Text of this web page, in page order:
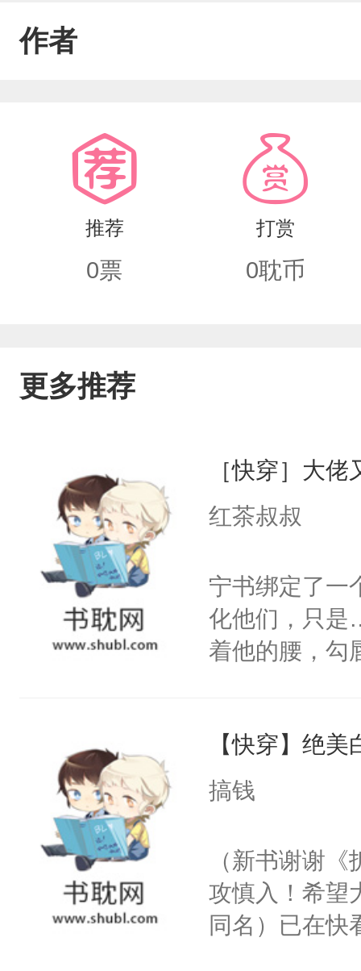
的去路声音充满了居高临下的怜悯:“宋
穿着价格不菲的西装，气质卓绝。轻
回事？”所有人都震惊了！？不是说宋
不敢招惹的沈家大佬是怎么回事？！
作者
推荐
0票
打赏
0耽币
更多推荐
［快穿］大
红茶叔叔
宁书绑定了一
化他们，只是
着他的腰，勾
来，给老公
用力——为你
【快穿】绝
搞钱
（新书谢谢
攻慎入！希望
同名）已在快